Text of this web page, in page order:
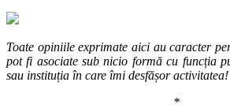
Toate opiniile exprimate aici au caracter
pot fi asociate sub nicio formă cu funcția
sau instituția în care îmi desfășor activitatea!
*